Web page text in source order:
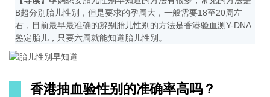
B超分别胎儿性别，但是要求的孕周大，一般需要18至20周左
右，目前最早最准确的辨别胎儿性别的方法是香港验血测Y-DNA
鉴定胎儿，只要六周就能知道胎儿性别。
香港抽血验性别的准确率高吗？